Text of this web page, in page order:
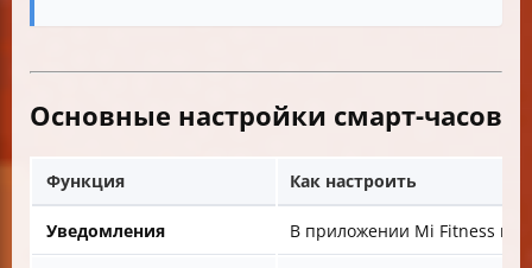
Основные настройки смарт-часов
Функция Как настроить
Уведомления В приложении Mi Fitness